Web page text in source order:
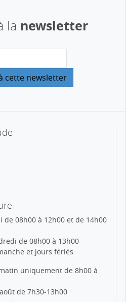
la newsletter
de 08h00 à 12h00 et de 14h00
de 08h00 à 13h00
et jours fériés
uniquement de 8h00 à
de 7h30-13h00